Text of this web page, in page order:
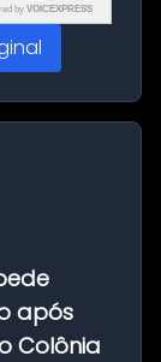
by VOICEXPRESS
após
Colônia